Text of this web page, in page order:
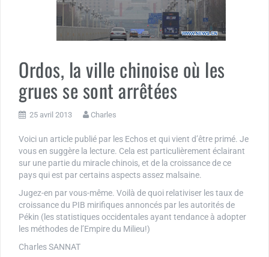
Ordos, la ville chinoise où les
grues se sont arrêtées
25 avril 2013 Charles
Voici un article publié par les Echos et qui vient d’être primé. Je
vous en suggère la lecture. Cela est particulièrement éclairant
sur une partie du miracle chinois, et de la croissance de ce
pays qui est par certains aspects assez malsaine.
Jugez-en par vous-même. Voilà de quoi relativiser les taux de
croissance du PIB mirifiques annoncés par les autorités de
Pékin (les statistiques occidentales ayant tendance à adopter
les méthodes de l’Empire du Milieu!)
Charles SANNAT